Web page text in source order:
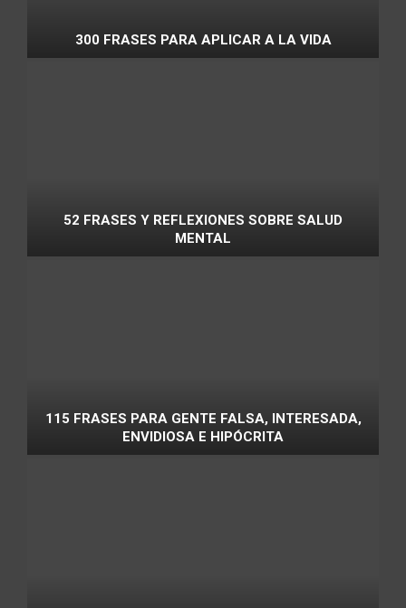
300 FRASES PARA APLICAR A LA VIDA
52 FRASES Y REFLEXIONES SOBRE SALUD
MENTAL
115 FRASES PARA GENTE FALSA, INTERESADA,
ENVIDIOSA E HIPÓCRITA